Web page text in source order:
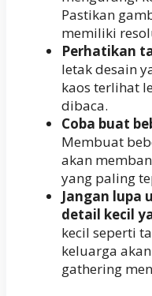
Pastikan
memiliki
Perhatikan
letak desain
kaos terlihat
dibaca.
Coba buat
Membuat
akan
yang paling
Jangan lupa
detail kecil
kecil seperti
keluarga
gathering